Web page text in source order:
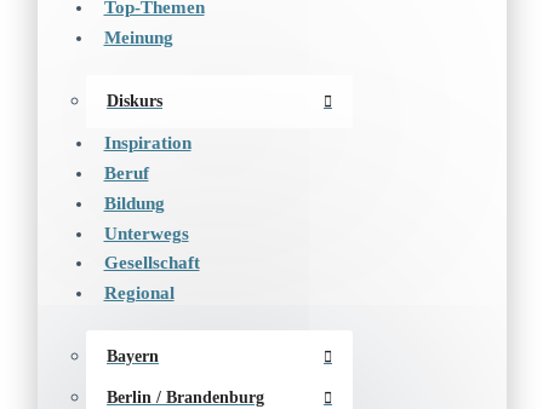
Top-Themen
Meinung
Diskurs
Inspiration
Beruf
Bildung
Unterwegs
Gesellschaft
Regional
Bayern
Berlin / Brandenburg